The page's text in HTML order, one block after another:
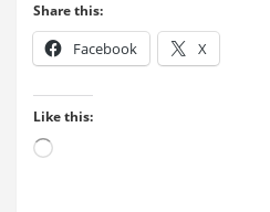
Share this:
Facebook X
Like this:
Loading…